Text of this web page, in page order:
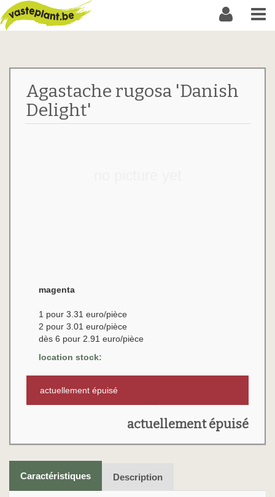
Agastache rugosa 'Danish
Delight'
magenta
1 pour 3.31 euro/pièce
2 pour 3.01 euro/pièce
dès 6 pour 2.91 euro/pièce
location stock:
actuellement épuisé
actuellement épuisé
Caractéristiques Description